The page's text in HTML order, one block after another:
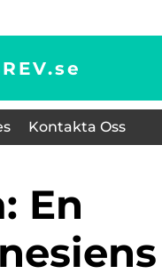
se
Kontakta Oss